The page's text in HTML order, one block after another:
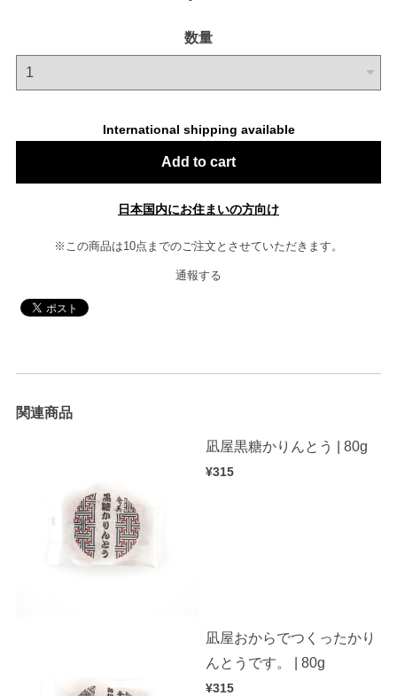
数量
International shipping available
Add to cart
日本国内にお住まいの方向け
※この商品は10点までのご注文とさせていただきます。
通報する
関連商品
凪屋黒糖かりんとう | 80g
¥315
凪屋おからでつくったかり
んとうです。 | 80g
¥315